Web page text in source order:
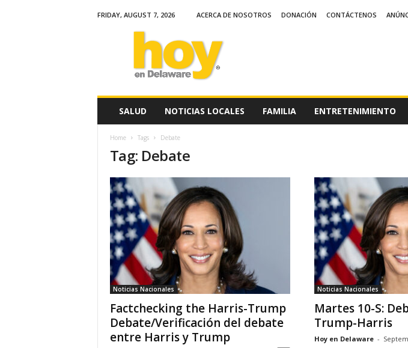
FRIDAY, AUGUST 7, 2026 ACERCA DE NOSOTROS DONACIÓN CONTÁCTENOS
SALUD NOTICIAS LOCALES FAMILIA ENTRETENIMIENTO
Home Tags Debate
Tag: Debate
Noticias Nacionales
Factchecking the Harris-Trump
Debate/Verificación del debate
entre Harris y Trump
Noticias Nacionales
Martes 10-S:
Trump-Harris
Hoy en Delaware -